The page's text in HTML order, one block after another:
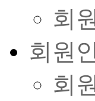
회
회원
회